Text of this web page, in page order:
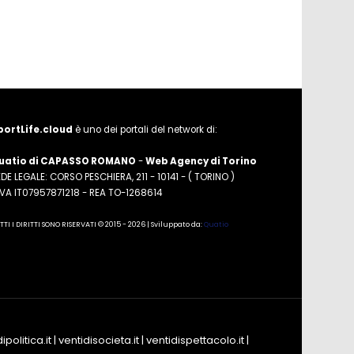
è uno dei portali del network di:
di CAPASSO ROMANO -Web Agency di Torino
LEGALE: CORSO PESCHIERA, 211 - 10141 - ( TORINO )
IT07957871218 - REA TO-1268614
I DIRITTI SONO RISERVATI © 2015 - 2026 | Sviluppato da:Quatio
| ventidisocieta.it| ventidispettacolo.it|